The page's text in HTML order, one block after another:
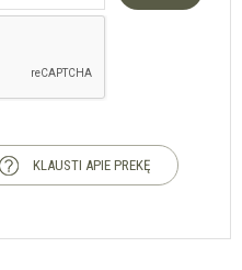
KLAUSTI APIE PREKĘ